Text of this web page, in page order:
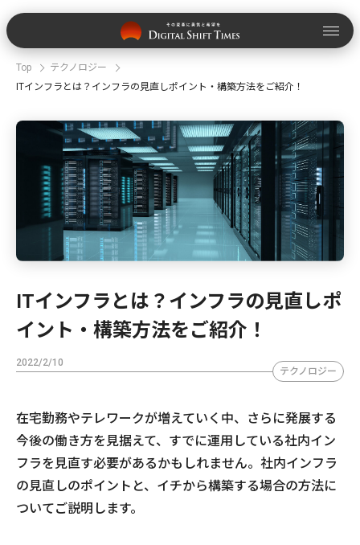
Top
テクノロジー
ITインフラとは？インフラの見直しポイント・構築方法をご紹介！
ITインフラとは？インフラの見直しポ
イント・構築方法をご紹介！
2022/2/10
テクノロジー
在宅勤務やテレワークが増えていく中、さらに発展する
今後の働き方を見据えて、すでに運用している社内イン
フラを見直す必要があるかもしれません。社内インフラ
の見直しのポイントと、イチから構築する場合の方法に
ついてご説明します。